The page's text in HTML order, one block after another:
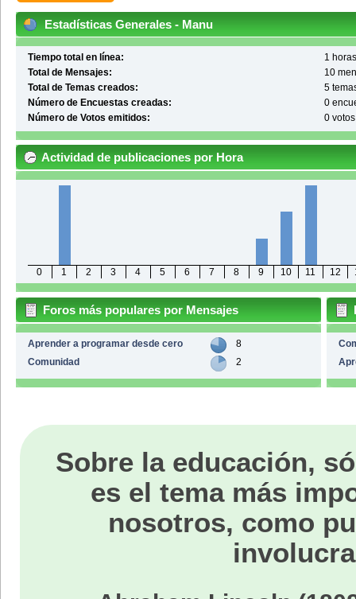
Estadísticas Generales - Manu
Tiempo total en línea:
1
Total de Mensajes:
10
Total de Temas creados:
5
Número de Encuestas creadas:
0
Número de Votos emitidos:
0 votos
Actividad de publicaciones por Hora
0 1 2 3 4 5 6 7 8 9 10 11 12
Foros más populares por Mensajes
Aprender a programar desde cero
8
Comunidad
2
Sobre la educación,
es el tema más
nosotros, como